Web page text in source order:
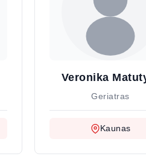
Veronika
Geriatras
Kaunas